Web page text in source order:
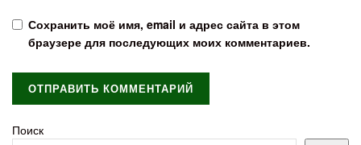
Сохранить моё имя, email и адрес сайта в этом
браузере для последующих моих комментариев.
Поиск